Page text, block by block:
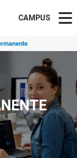
CAMPUS